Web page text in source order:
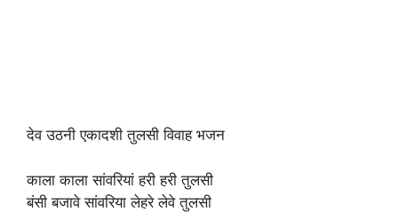
देव उठनी एकादशी तुलसी विवाह भजन
काला काला सांवरियां हरी हरी तुलसी
बंसी बजावे सांवरिया लेहरे लेवे तुलसी